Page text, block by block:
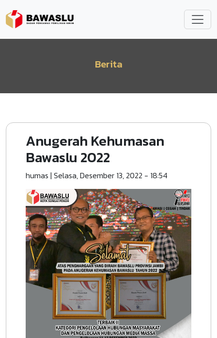
Berita
Anugerah Kehumasan
Bawaslu 2022
humas | Selasa, Desember 13, 2022 - 18:54